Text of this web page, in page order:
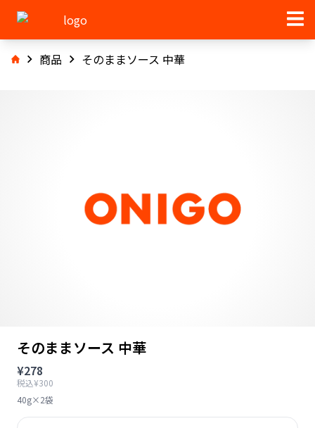
商品 そのままソース 中華
そのままソース 中華
¥278
税込¥300
40g×2袋